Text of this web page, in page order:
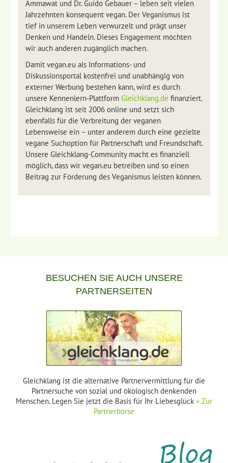
Ammawat und Dr. Guido Gebauer – leben seit vielen
Jahrzehnten konsequent vegan. Der Veganismus ist
tief in unserem Leben verwurzelt und prägt unser
Denken und Handeln. Dieses Engagement möchten
wir auch anderen zugänglich machen.
Damit vegan.eu als Informations- und
Diskussionsportal kostenfrei und unabhängig von
externer Werbung bestehen kann, wird es durch
unsere Kennenlern-Plattform Gleichklang.de finanziert.
Gleichklang ist seit 2006 online und setzt sich
ebenfalls für die Verbreitung der veganen
Lebensweise ein – unter anderem durch eine gezielte
vegane Suchoption für Partnerschaft und Freundschaft.
Unsere Gleichklang-Community macht es finanziell
möglich, dass wir vegan.eu betreiben und so einen
Beitrag zur Förderung des Veganismus leisten können.
BESUCHEN SIE AUCH UNSERE
PARTNERSEITEN
Gleichklang ist die alternative Partnervermittlung für die
Partnersuche von sozial und ökologisch denkenden
Menschen. Legen Sie jetzt die Basis für Ihr Liebesglück » Zur
Partnerbörse